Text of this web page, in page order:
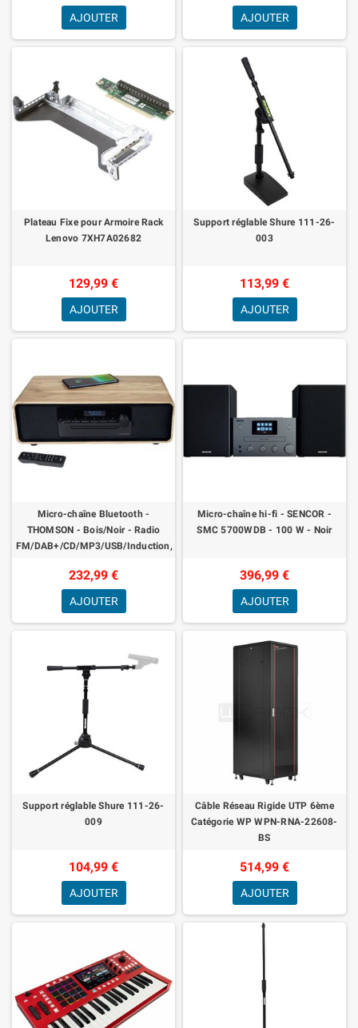
AJOUTER AJOUTER
Plateau Fixe pour Armoire Rack
Lenovo 7XH7A02682
129,99 €
AJOUTER
Support réglable Shure 111-26-
003
113,99 €
AJOUTER
Micro-chaîne Bluetooth -
THOMSON - Bois/Noir - Radio
FM/DAB+/CD/MP3/USB/Induction,
60W, Affichage LCD,
Télécommande, Alim. 230V
232,99 €
AJOUTER
Micro-chaîne hi-fi - SENCOR -
SMC 5700WDB - 100 W - Noir
396,99 €
AJOUTER
Support réglable Shure 111-26-
009
104,99 €
AJOUTER
Câble Réseau Rigide UTP 6ème
Catégorie WP WPN-RNA-22608-
BS
514,99 €
AJOUTER